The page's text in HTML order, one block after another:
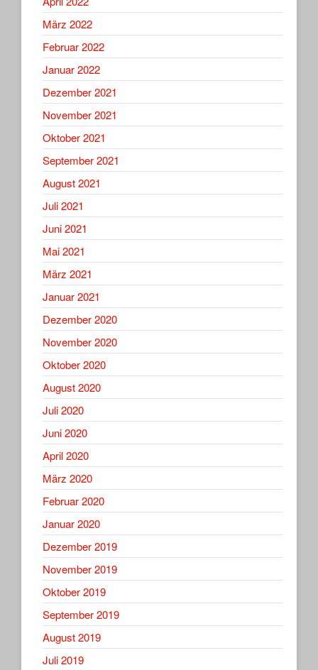
März 2022
Februar 2022
Januar 2022
Dezember 2021
November 2021
Oktober 2021
September 2021
August 2021
Juli 2021
Juni 2021
Mai 2021
März 2021
Januar 2021
Dezember 2020
November 2020
Oktober 2020
August 2020
Juli 2020
Juni 2020
April 2020
März 2020
Februar 2020
Januar 2020
Dezember 2019
November 2019
Oktober 2019
September 2019
August 2019
Juli 2019